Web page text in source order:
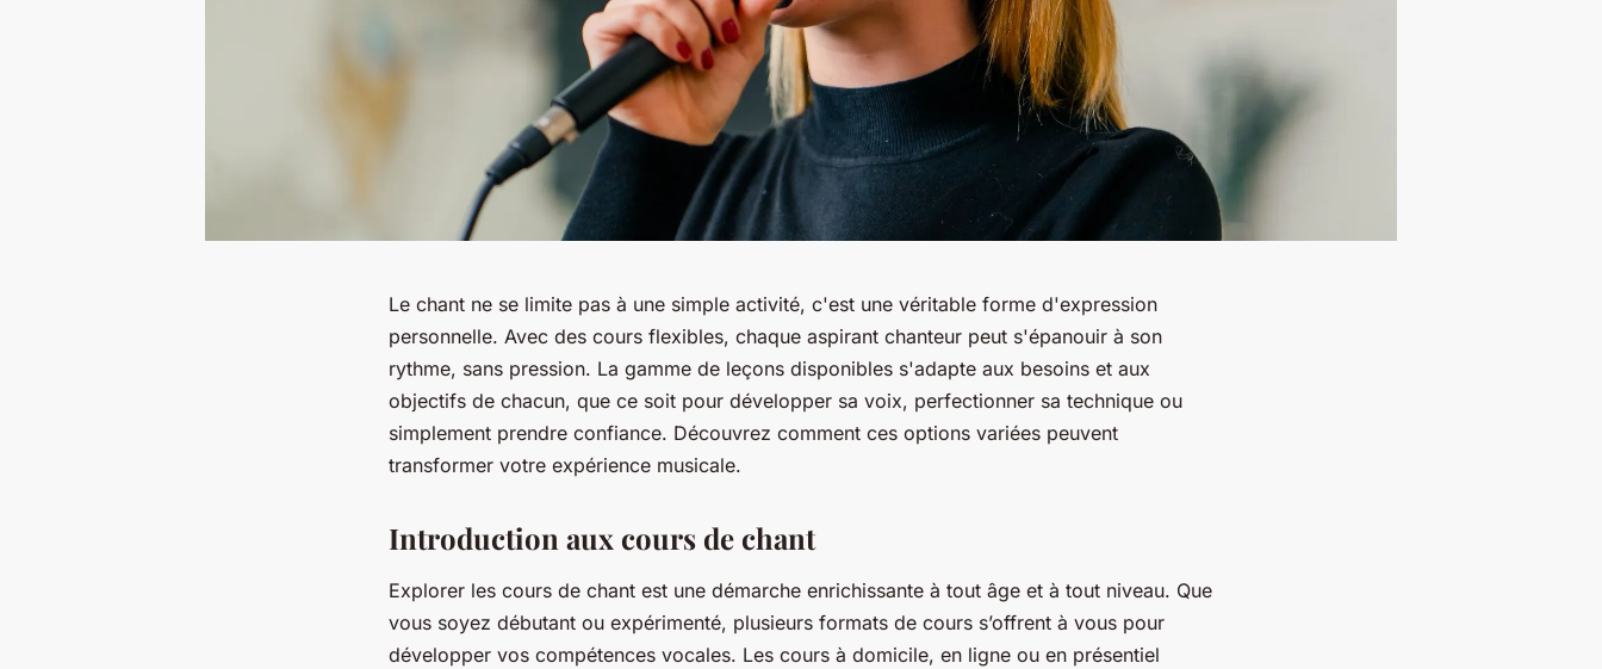
Le chant ne se limite pas à une simple activité, c'est une véritable forme d'expression
personnelle. Avec des cours flexibles, chaque aspirant chanteur peut s'épanouir à son
rythme, sans pression. La gamme de leçons disponibles s'adapte aux besoins et aux
objectifs de chacun, que ce soit pour développer sa voix, perfectionner sa technique ou
simplement prendre confiance. Découvrez comment ces options variées peuvent
transformer votre expérience musicale.
Introduction aux cours de chant
Explorer les cours de chant est une démarche enrichissante à tout âge et à tout niveau. Que
vous soyez débutant ou expérimenté, plusieurs formats de cours s’offrent à vous pour
développer vos compétences vocales. Les cours à domicile, en ligne ou en présentiel